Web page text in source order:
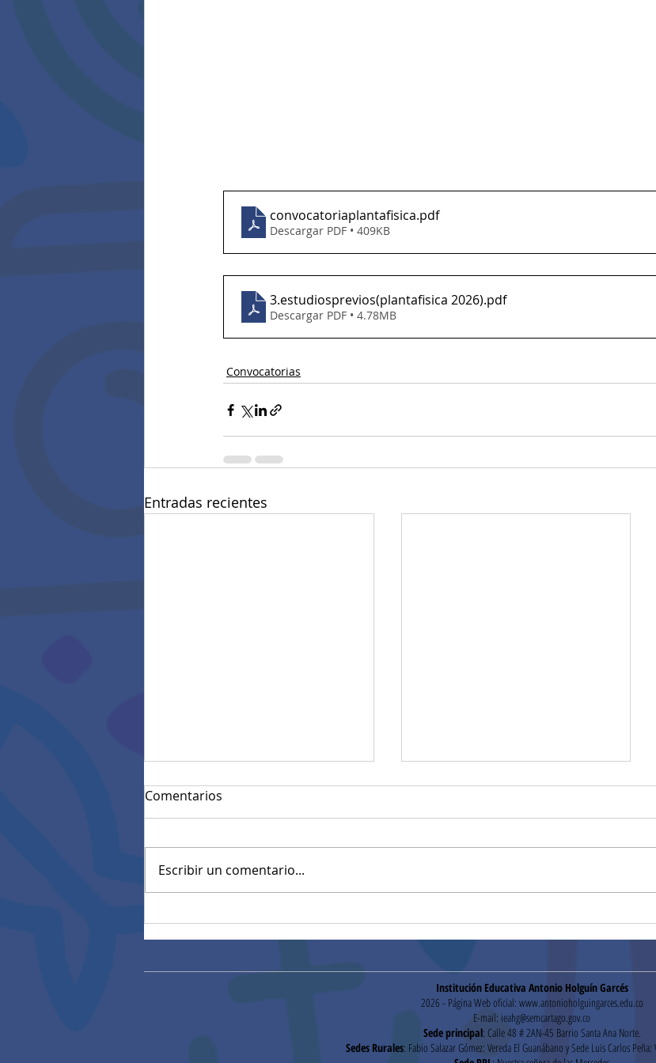
convocatoriaplantafisica.pdf
Descargar PDF • 409KB
3.estudiosprevios(plantafisica 2026).pdf
Descargar PDF • 4.78MB
Convocatorias
Entradas recientes
eléctricos (27/01/2026)
mantenimiento de cámaras,
Comentarios
Escribir un comentario...
Institución Educativa Antonio Holguín Garcés
2026 - Página Web oficial: www.antonioholguingarces.edu.co
E-mail: ieahg@semcartago.gov.co
Sede principal: Calle 48 # 2AN-45 Barrio Santa Ana Norte.
Sedes Rurales: Fabio Salazar Gómez: Vereda El Guanábano y Sede Luis Carlos Peña: